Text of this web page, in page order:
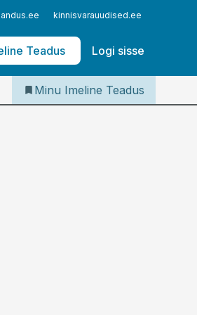
kinnisvarauudised.ee
Teadus Logi sisse
Iseteenindus
Telli Imeline Teadus
Minu Imeline Teadus